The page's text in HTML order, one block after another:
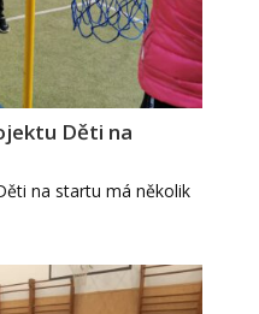
Děti na
na startu má několik